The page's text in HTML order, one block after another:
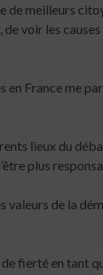
de meilleurs
de voir les
en France me
lieux du
plus
valeurs de la
fierté en tant